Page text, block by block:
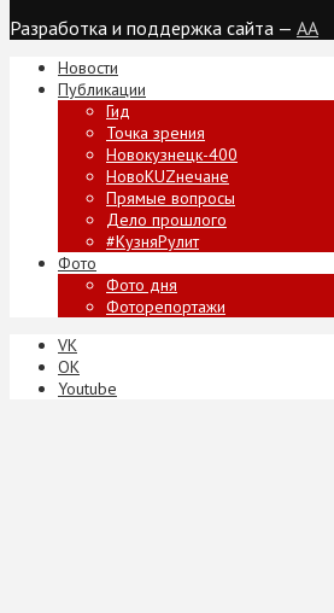
Разработка и поддержка сайта — AA
Новости
Публикации
Гид
Точка зрения
Новокузнецк-400
НовоKUZнечане
Прямые вопросы
Дело прошлого
#КузняРулит
Фото
Фото дня
Фоторепортажи
VK
ОК
Youtube